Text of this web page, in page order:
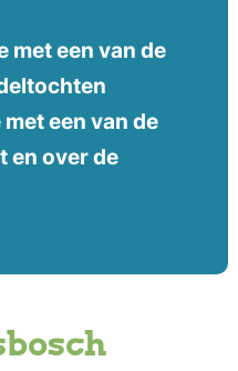
met een van de
met een van de
en over de